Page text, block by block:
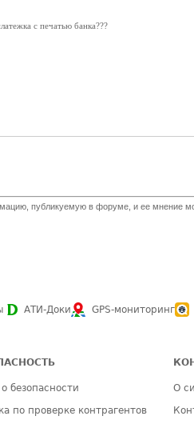
с печатью банка???
публикуемую в форуме, и ее мнение
АТИ-Доки GPS-мониторинг
о безопасности
по проверке контрагентов
О